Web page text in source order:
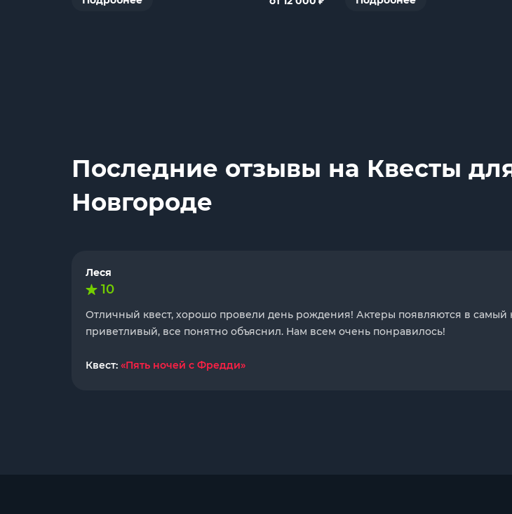
Последние отзывы на Квесты
Новгороде
Леся
10
Отличный квест, хорошо провели день рождения! Актеры появляются в
приветливый, все понятно объяснил. Нам всем очень понравилось!
Квест: «Пять ночей с Фредди»